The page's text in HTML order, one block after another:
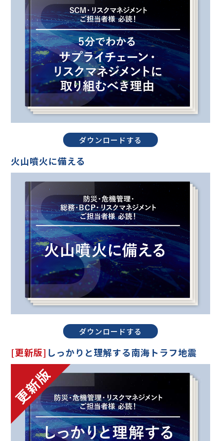
採用情報
お問い合わせ
お役立ち資料
ダウンロードする
火山噴火に備える
ダウンロードする
[更新版] しっかりと理解する南海トラフ地震